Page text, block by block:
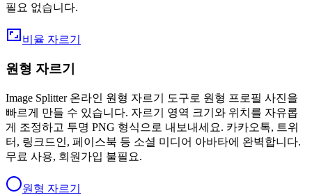
필요 없습니다.
비율 자르기
원형 자르기
Image Splitter 온라인 원형 자르기 도구로 원형 프로필 사진을
빠르게 만들 수 있습니다. 자르기 영역 크기와 위치를 자유롭
게 조정하고 투명 PNG 형식으로 내보내세요. 카카오톡, 트위
터, 링크드인, 페이스북 등 소셜 미디어 아바타에 완벽합니다.
무료 사용, 회원가입 불필요.
원형 자르기